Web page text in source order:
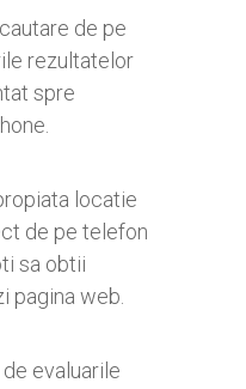
de pe
rezultatelor
spre
locatie
de pe telefon
sa obtii
pagina web.
evaluarile